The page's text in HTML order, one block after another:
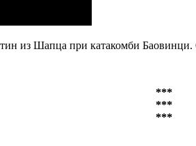
из Шапца при катакомби Баовинци.
***
***
***